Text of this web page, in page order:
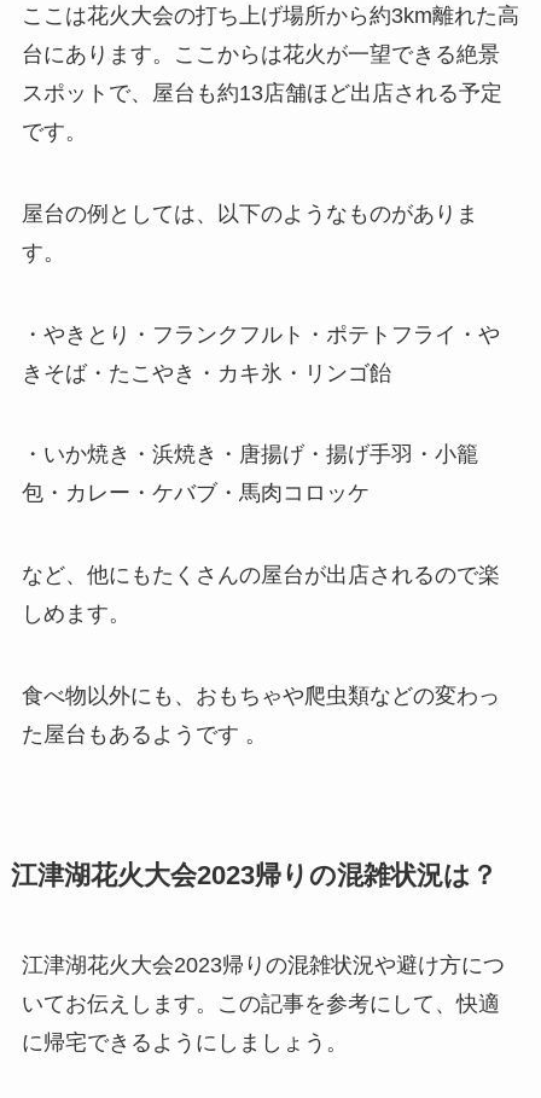
ここは花火大会の打ち上げ場所から約3km離れた高
台にあります。ここからは花火が一望できる絶景
スポットで、屋台も約13店舗ほど出店される予定
です。
屋台の例としては、以下のようなものがありま
す。
・やきとり・フランクフルト・ポテトフライ・や
きそば・たこやき・カキ氷・リンゴ飴
・いか焼き・浜焼き・唐揚げ・揚げ手羽・小籠
包・カレー・ケバブ・馬肉コロッケ
など、他にもたくさんの屋台が出店されるので楽
しめます。
食べ物以外にも、おもちゃや爬虫類などの変わっ
た屋台もあるようです 。
江津湖花火大会2023帰りの混雑状況は？
江津湖花火大会2023帰りの混雑状況や避け方につ
いてお伝えします。この記事を参考にして、快適
に帰宅できるようにしましょう。